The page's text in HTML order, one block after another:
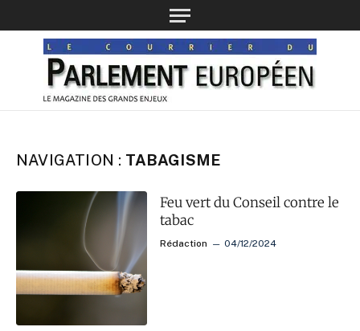
NAVIGATION : TABAGISME
Feu vert du Conseil contre le
tabac
Rédaction 04/12/2024